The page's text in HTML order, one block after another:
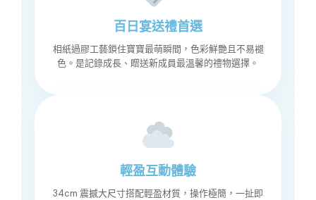
百日宴送禮首選
相紙過膠工藝鎖住寶寶最萌瞬間，色彩鮮艷且不易褪
色。是記錄成長、贈送新成員最溫馨的禮物選擇。
輕盈互動體驗
34cm 震撼大尺寸搭配輕盈材質，操作極簡，一扯即